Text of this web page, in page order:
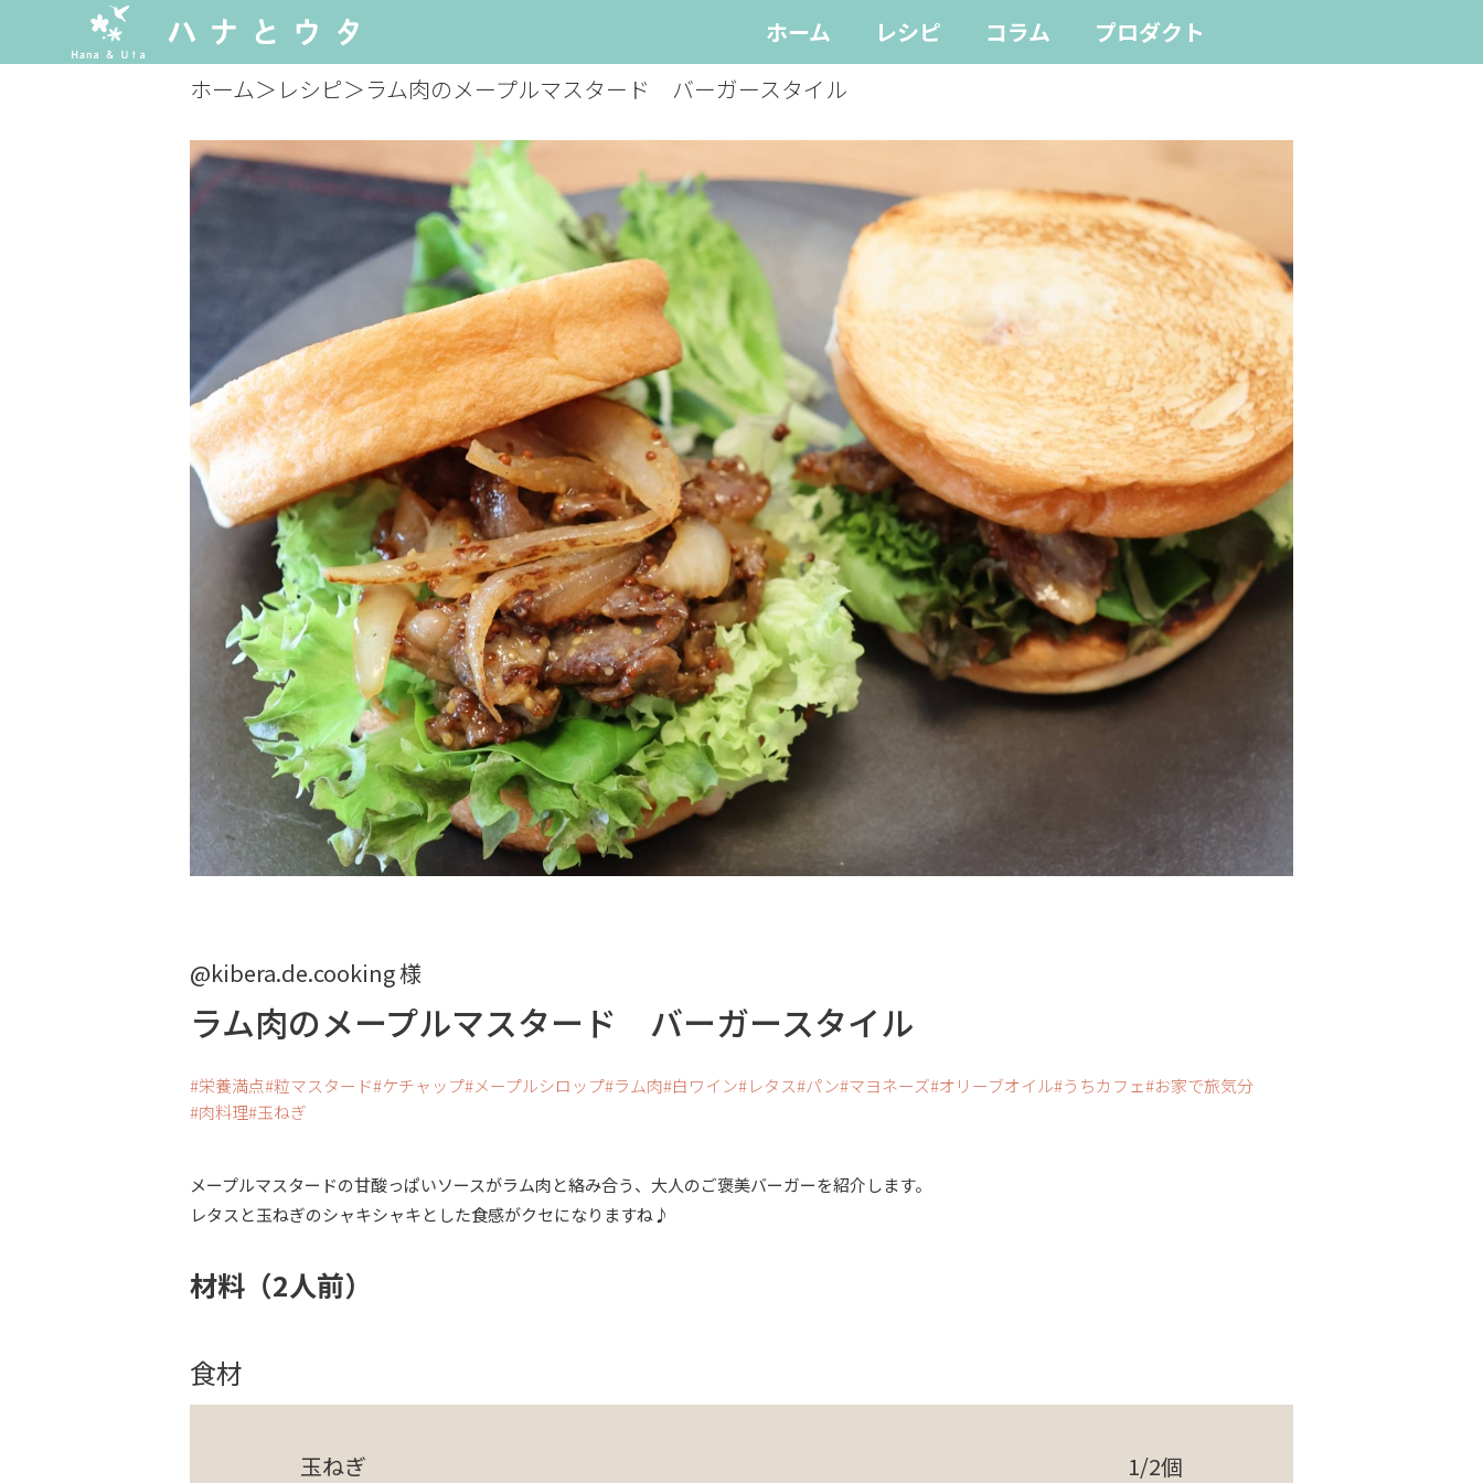
ホーム レシピ コラム
プロダクト
ホーム＞ レシピ＞ラム肉のメープルマスタード バーガースタイル
@kibera.de.cooking 様
ラム肉のメープルマスタード バーガースタイル
栄養満点 粒マスタード ケチャップ メープルシロップ ラム肉 白ワイン レタス パン マヨネーズ オリーブオイル うちカフェ
お家で旅気分
肉料理 玉ねぎ
メープルマスタードの甘酸っぱいソースがラム肉と絡み合う、大人のご褒美バーガーを紹介します。
レタスと玉ねぎのシャキシャキとした食感がクセになりますね♪
材料（2人前）
食材
玉ねぎ 1/2個